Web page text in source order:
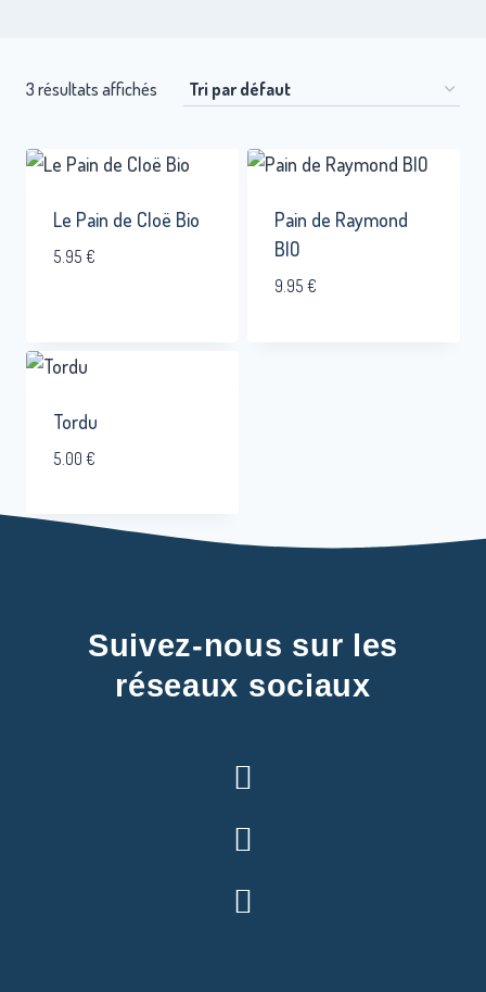
3 résultats affichés
Le Pain de Cloë Bio
5.95 €
Pain de Raymond
BIO
9.95 €
Tordu
5.00 €
Suivez-nous sur les
réseaux sociaux